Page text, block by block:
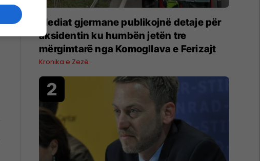
Mediat gjermane publikojnë detaje për
aksidentin ku humbën jetën tre
mërgimtarë nga Komogllava e Ferizajt
Kronika e Zezë